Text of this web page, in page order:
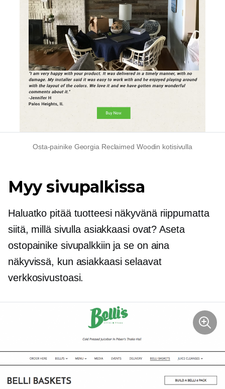
Osta-painike Georgia Reclaimed Woodin kotisivulla
Myy sivupalkissa
Haluatko pitää tuotteesi näkyvänä riippumatta
siitä, millä sivulla asiakkaasi ovat? Aseta
ostopainike sivupalkkiin ja se on aina
näkyvissä, kun asiakkaasi selaavat
verkkosivustoasi.